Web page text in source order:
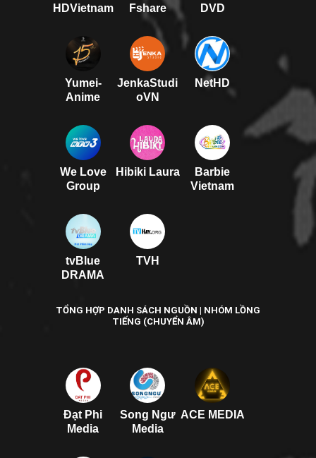
HDVietnam Fshare DVD
Yumei-
Anime
JenkaStudi
oVN
NetHD
We Love
Group
Hibiki Laura
Barbie
Vietnam
tvBlue
DRAMA
TVH
TỔNG HỢP DANH SÁCH NGUỒN | NHÓM LỒNG
TIẾNG (CHUYỂN ÂM)
Đạt Phi
Media
Song Ngư
Media
ACE MEDIA